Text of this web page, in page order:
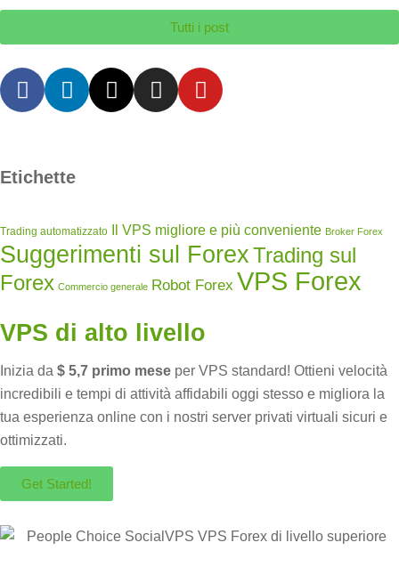
Tutti i post
Etichette
Trading automatizzato Il VPS migliore e più conveniente Broker Forex
Suggerimenti sul ForexTrading sul
Forex Commercio generale Robot Forex VPS Forex
VPS di alto livello
Inizia da $ 5,7 primo mese per VPS standard! Ottieni velocità
incredibili e tempi di attività affidabili oggi stesso e migliora la
tua esperienza online con i nostri server privati ​​virtuali sicuri e
ottimizzati.
Get Started!